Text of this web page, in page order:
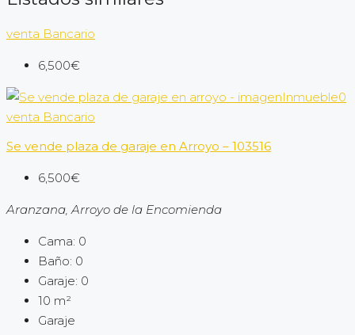
venta Bancario
6,500€
venta Bancario
Se vende plaza de garaje en Arroyo – 103516
6,500€
Aranzana, Arroyo de la Encomienda
Cama: 0
Baño: 0
Garaje: 0
10 m²
Garaje